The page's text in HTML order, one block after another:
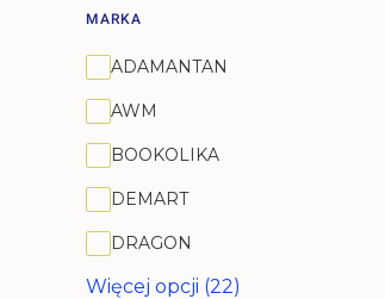
MARKA
Marka
ADAMANTAN
AWM
BOOKOLIKA
DEMART
DRAGON
Więcej opcji (22)